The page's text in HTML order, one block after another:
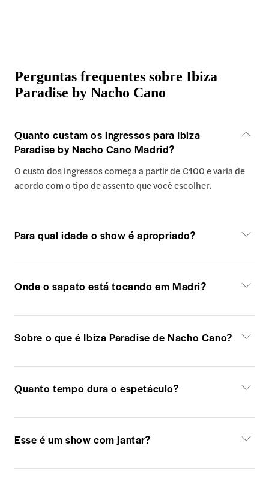
Perguntas frequentes sobre Ibiza
Paradise by Nacho Cano
Quanto custam os ingressos para Ibiza
Paradise by Nacho Cano Madrid?
O custo dos ingressos começa a partir de €100 e varia de
acordo com o tipo de assento que você escolher.
Para qual idade o show é apropriado?
Onde o sapato está tocando em Madri?
Sobre o que é Ibiza Paradise de Nacho Cano?
Quanto tempo dura o espetáculo?
Esse é um show com jantar?